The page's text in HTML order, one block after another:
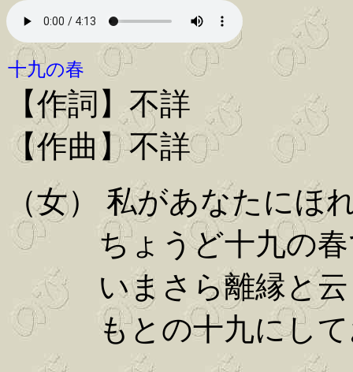
十九の春
【作詞】不詳
【作曲】不詳
（女） 私があなたにほ
ちょうど十九の春
いまさら離縁と云
もとの十九にして